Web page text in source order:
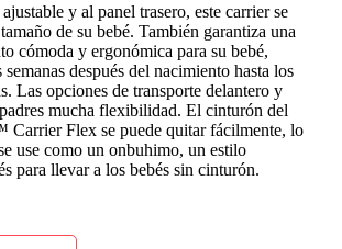
y al panel trasero, este carrier se
de su bebé. También garantiza una
cómoda y ergonómica para su bebé,
semanas después del nacimiento hasta los
Las opciones de transporte delantero y
mucha flexibilidad. El cinturón del
Flex se puede quitar fácilmente, lo
use como un onbuhimo, un estilo
para llevar a los bebés sin cinturón.